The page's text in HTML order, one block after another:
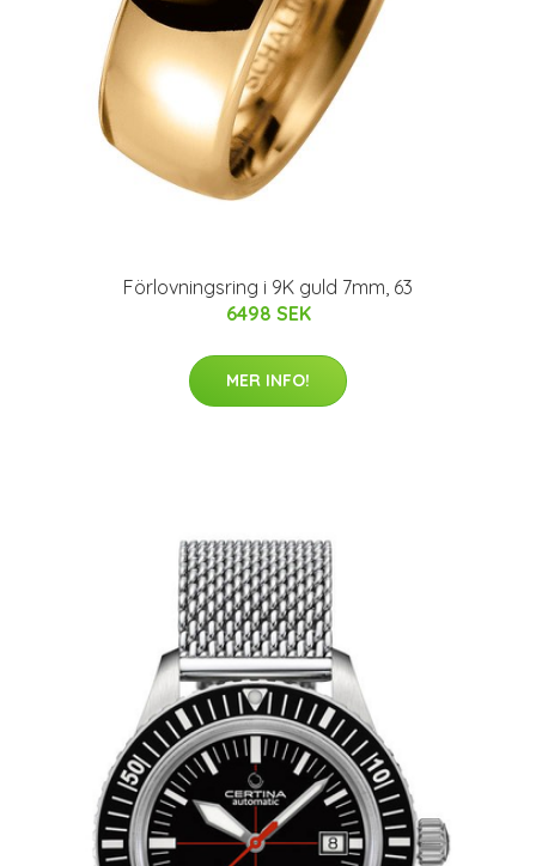
Förlovningsring i 9K guld 7mm, 63
6498 SEK
MER INFO!